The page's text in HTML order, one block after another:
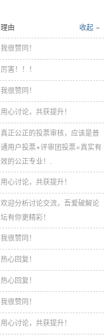
收起
理由
我很赞同！
厉害！！！
我很赞同！
用心讨论，共获提升！
真正公正的投票审核，应该是普
通用户投票+评审团投票=真实有
效的公正专业！.
用心讨论，共获提升！
欢迎分析讨论交流，吾爱破解论
坛有你更精彩！
我很赞同！
热心回复！
热心回复！
我很赞同！
用心讨论，共获提升！